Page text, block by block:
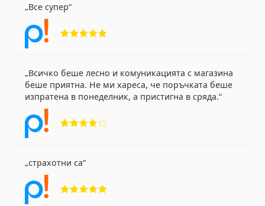
Все супер
Всичко беше лесно и комуникацията с магазина
беше приятна. Не ми хареса, че поръчката беше
изпратена в понеделник, а пристигна в сряда.
страхотни са